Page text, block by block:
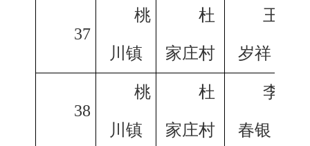
37
桃
川镇
杜
家庄村
王
岁祥
38
桃
川镇
杜
家庄村
李
春银